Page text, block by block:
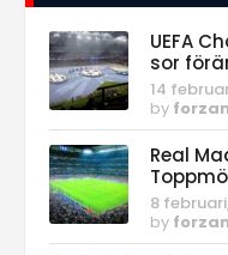
UEFA
sor
14
by
Real
8
by